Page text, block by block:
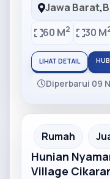
Jawa Barat,
60 M2 30 M
LIHAT DETAIL
Diperbarui 09
Partner Ad
Rumah
Hunian
Village